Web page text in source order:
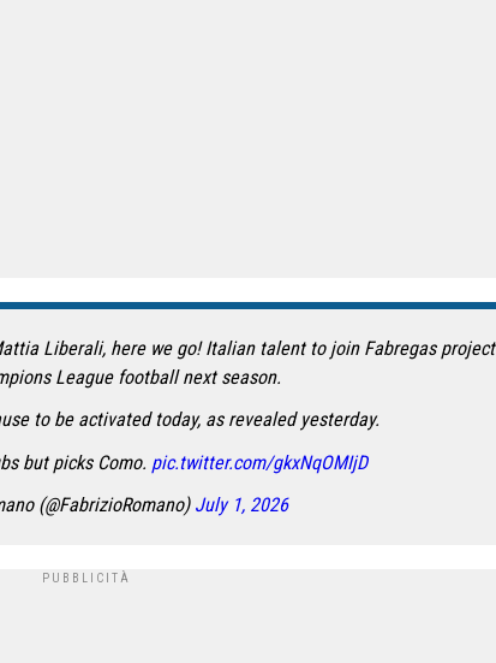
Liberali, here we go! Italian talent to join Fabregas project
League football next season.
to be activated today, as revealed yesterday.
but picks Como. pic.twitter.com/gkxNqOMIjD
(@FabrizioRomano) July 1, 2026